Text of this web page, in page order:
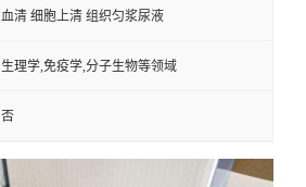
血清 细胞上清 组织匀浆尿液
生理学,免疫学,分子生物等领域
否